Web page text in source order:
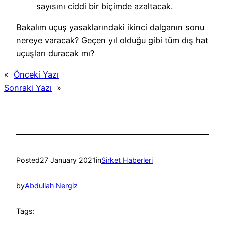
sayısını ciddi bir biçimde azaltacak.
Bakalım uçuş yasaklarındaki ikinci dalganın sonu
nereye varacak? Geçen yıl olduğu gibi tüm dış hat
uçuşları duracak mı?
« Önceki Yazı
Sonraki Yazı »
Posted27 January 2021inSirket Haberleri
byAbdullah Nergiz
Tags: